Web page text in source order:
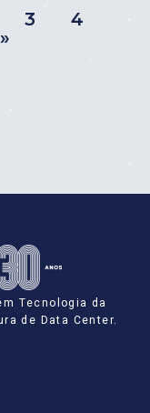
3
4
Tecnologia da
de Data Center.